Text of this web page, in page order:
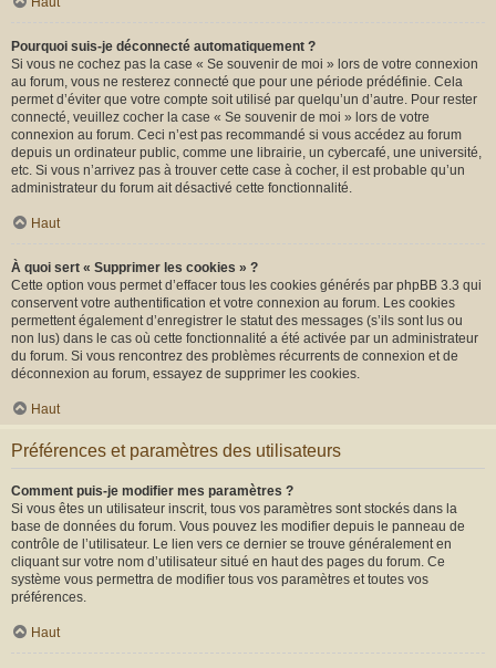
Pourquoi suis-je déconnecté automatiquement ?
Si vous ne cochez pas la case « Se souvenir de moi » lors de votre connexion
au forum, vous ne resterez connecté que pour une période prédéfinie. Cela
permet d’éviter que votre compte soit utilisé par quelqu’un d’autre. Pour rester
connecté, veuillez cocher la case « Se souvenir de moi » lors de votre
connexion au forum. Ceci n’est pas recommandé si vous accédez au forum
depuis un ordinateur public, comme une librairie, un cybercafé, une université,
etc. Si vous n’arrivez pas à trouver cette case à cocher, il est probable qu’un
administrateur du forum ait désactivé cette fonctionnalité.
Haut
À quoi sert « Supprimer les cookies » ?
Cette option vous permet d’effacer tous les cookies générés par phpBB 3.3 qui
conservent votre authentification et votre connexion au forum. Les cookies
permettent également d’enregistrer le statut des messages (s’ils sont lus ou
non lus) dans le cas où cette fonctionnalité a été activée par un administrateur
du forum. Si vous rencontrez des problèmes récurrents de connexion et de
déconnexion au forum, essayez de supprimer les cookies.
Haut
Préférences et paramètres des utilisateurs
Comment puis-je modifier mes paramètres ?
Si vous êtes un utilisateur inscrit, tous vos paramètres sont stockés dans la
base de données du forum. Vous pouvez les modifier depuis le panneau de
contrôle de l’utilisateur. Le lien vers ce dernier se trouve généralement en
cliquant sur votre nom d’utilisateur situé en haut des pages du forum. Ce
système vous permettra de modifier tous vos paramètres et toutes vos
préférences.
Haut